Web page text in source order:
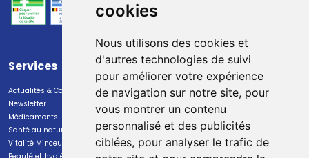
cookies
Nous utilisons des cookies et
d'autres technologies de suivi
pour améliorer votre expérience
de navigation sur notre site, pour
vous montrer un contenu
personnalisé et des publicités
ciblées, pour analyser le trafic de
Services
Actualités & Conseils
Newsletter
Médicaments
Santé au naturel
Vitalité Minceur Nutrition
Paiement
Paiement sécurisé